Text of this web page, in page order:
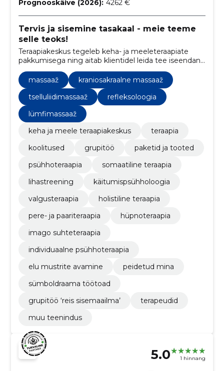
Prognooskäive (2026): 4262 €
Tervis ja sisemine tasakaal - meie teeme
selle teoks!
Teraapiakeskus tegeleb keha- ja meeleteraapiate
pakkumisega ning aitab klientidel leida tee iseendani,
saavutades parema tervise, rahulolu ja vabanemise
pingetest.
massaaž
kraniosakraalne massaaž
tselluliidimassaaž
refleksoloogia
lümfimassaaž
keha ja meele teraapiakeskus
teraapia
koolitused
grupitöö
paketid ja tooted
psühhoteraapia
somaatiline teraapia
lihastreening
käitumispsühholoogia
valgusteraapia
holistiline teraapia
pere- ja paariteraapia
hüpnoteraapia
imago suhteteraapia
individuaalne psühhoteraapia
elu mustrite avamine
peidetud mina
sümboldraama töötoad
grupitöö ‘reis sisemaailma’
terapeudid
muu teenindus
5.0 1 hinnang